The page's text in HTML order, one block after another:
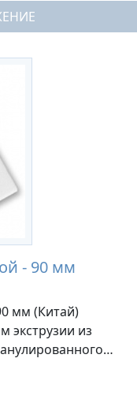
- 90 мм
мм (Китай)
экструзии из